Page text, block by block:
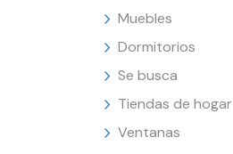
Muebles
Dormitorios
Se busca
Tiendas de hogar
Ventanas